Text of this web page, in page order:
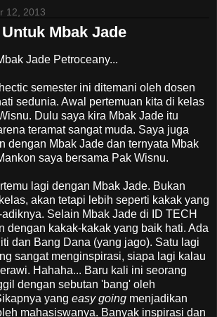
12, 2013
Mbak Jade
Jade Petroceany...
semester ini ditemani oleh dosen
sedunia. Awal pertemuan kita di kelas
Dulu saya kira Mbak Jade itu
teramat sangat muda. Saya juga
dengan Mbak Jade dan ternyata Mbak
saya bersama Pak Wisnu.
lagi dengan Mbak Jade. Bukan
akan tetapi lebih seperti kakak yang
Selain Mbak Jade di ID TECH
dengan kakak-kakak yang baik hati. Ada
dan Bang Dana (yang jago). Satu lagi
sangat menginspirasi, siapa lagi kalau
Hahaha... Baru kali ini seorang
dengan sebutan 'bang' oleh
yang easy going menjadikan
mahasiswanya. Banyak inspirasi dan